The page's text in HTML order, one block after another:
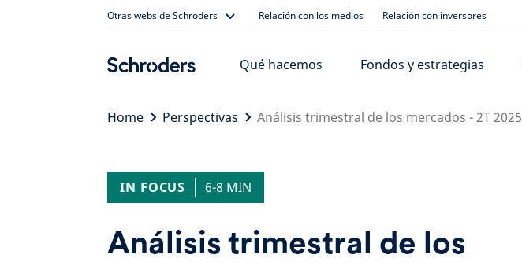
Otras webs de Schroders Relación con los medios Relación con inversores
Qué hacemos Fondos y estrategias
Home Perspectivas Análisis trimestral de los mercados - 2T 2025
IN FOCUS 6-8 MIN
Análisis trimestral de los